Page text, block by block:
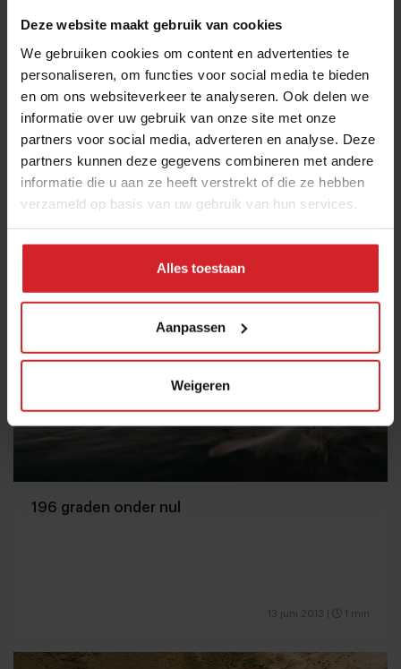
Deze website maakt gebruik van cookies
We gebruiken cookies om content en advertenties te
personaliseren, om functies voor social media te bieden
en om ons websiteverkeer te analyseren. Ook delen we
informatie over uw gebruik van onze site met onze
partners voor social media, adverteren en analyse. Deze
partners kunnen deze gegevens combineren met andere
informatie die u aan ze heeft verstrekt of die ze hebben
verzameld op basis van uw gebruik van hun services.
Alles toestaan
Aanpassen
Weigeren
Dutch Raw Food Festival
14 juni 2013| 1 min
196 graden onder nul
13 juni 2013 1 min